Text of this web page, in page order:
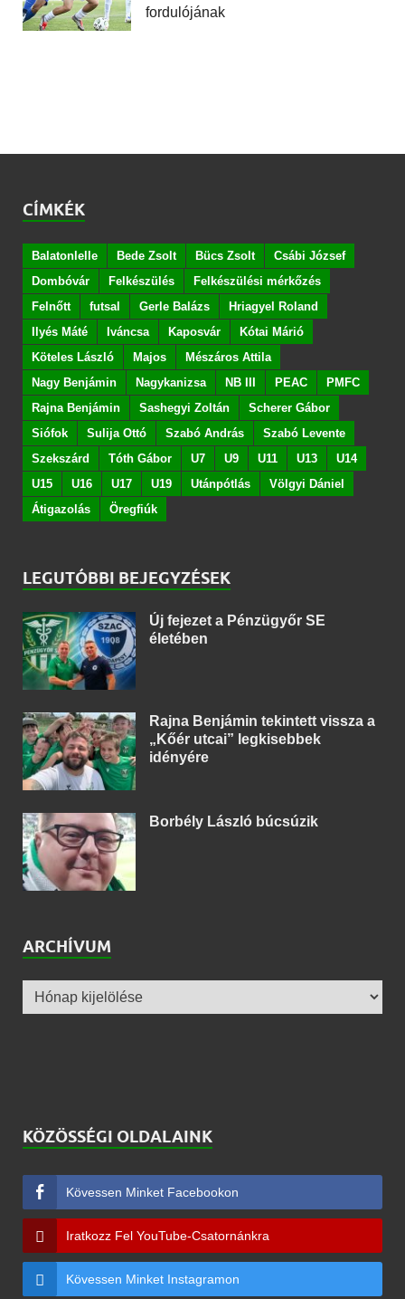
fordulójának
CÍMKÉK
Balatonlelle Bede Zsolt Bücs Zsolt
Csábi József
Dombóvár
Felkészülés
Felkészülési mérkőzés
Felnőtt
futsal Gerle Balázs
Hriagyel Roland
Ilyés Máté
Iváncsa Kaposvár
Kótai Márió
Köteles László
Majos
Mészáros Attila
Nagy Benjámin
Nagykanizsa NB III PEAC
PMFC
Rajna Benjámin
Sashegyi Zoltán
Scherer Gábor
Siófok
Sulija Ottó Szabó András
Szabó Levente
Szekszárd
Tóth Gábor U7 U9 U11 U13
U14
U15
U16 U17 U19 Utánpótlás
Völgyi Dániel
Átigazolás
Öregfiúk
LEGUTÓBBI BEJEGYZÉSEK
Új fejezet a Pénzügyőr SE
életében
Rajna Benjámin tekintett vissza a
„Kőér utcai” legkisebbek
idényére
Borbély László búcsúzik
ARCHÍVUM
KÖZÖSSÉGI OLDALAINK
Kövessen Minket Facebookon
Iratkozz Fel YouTube-Csatornánkra
Kövessen Minket Instagramon